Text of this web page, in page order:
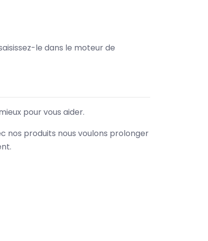
le dans le moteur de
pour vous aider.
nos produits nous voulons prolonger